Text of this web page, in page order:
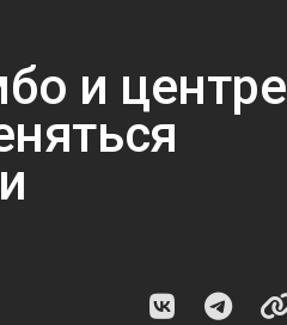
и центре